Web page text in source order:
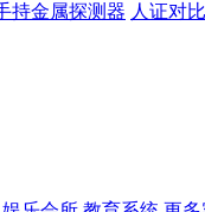
持金属探测器 人证对